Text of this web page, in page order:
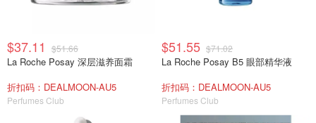
$37.11 $51.66
La Roche Posay 深层滋养面霜
折扣码：DEALMOON-AU5
Perfumes Club
$51.55 $71.02
La Roche Posay B5 眼部精华液
折扣码：DEALMOON-AU5
Perfumes Club